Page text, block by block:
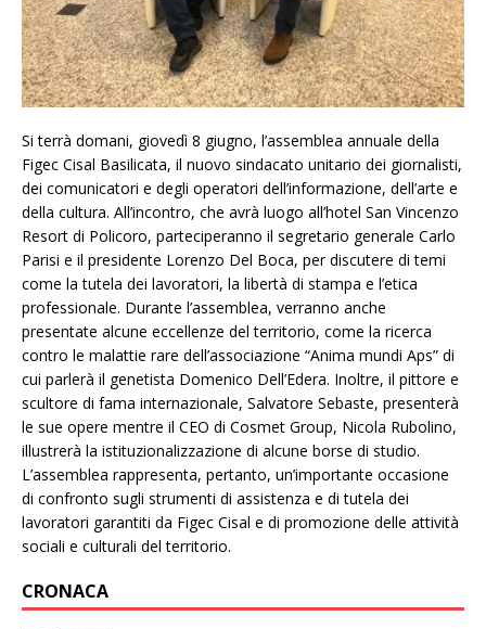
Si terrà domani, giovedì 8 giugno, l’assemblea annuale della
Figec Cisal Basilicata, il nuovo sindacato unitario dei giornalisti,
dei comunicatori e degli operatori dell’informazione, dell’arte e
della cultura. All’incontro, che avrà luogo all’hotel San Vincenzo
Resort di Policoro, parteciperanno il segretario generale Carlo
Parisi e il presidente Lorenzo Del Boca, per discutere di temi
come la tutela dei lavoratori, la libertà di stampa e l’etica
professionale. Durante l’assemblea, verranno anche
presentate alcune eccellenze del territorio, come la ricerca
contro le malattie rare dell’associazione “Anima mundi Aps” di
cui parlerà il genetista Domenico Dell’Edera. Inoltre, il pittore e
scultore di fama internazionale, Salvatore Sebaste, presenterà
le sue opere mentre il CEO di Cosmet Group, Nicola Rubolino,
illustrerà la istituzionalizzazione di alcune borse di studio.
L’assemblea rappresenta, pertanto, un’importante occasione
di confronto sugli strumenti di assistenza e di tutela dei
lavoratori garantiti da Figec Cisal e di promozione delle attività
sociali e culturali del territorio.
CRONACA